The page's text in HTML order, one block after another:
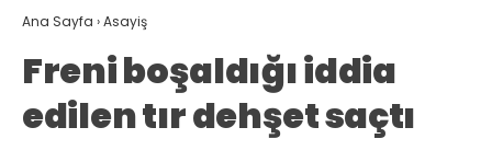
Ana Sayfa ›Asayiş
Freni boşaldığı iddia
edilen tır dehşet saçtı